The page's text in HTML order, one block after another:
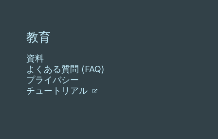
教育
資料
よくある質問 (FAQ)
プライバシー
チュートリアル